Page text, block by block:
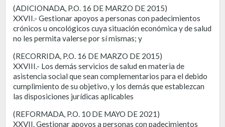
(ADICIONADA, P.O. 16 DE MARZO DE 2015)
XXVII.- Gestionar apoyos a personas con padecimientos
crónicos u oncológicos cuya situación económica y de salud
no les permita valerse por sí mismas; y
(RECORRIDA, P.O. 16 DE MARZO DE 2015)
XXVIII.- Los demás servicios de salud en materia de
asistencia social que sean complementarios para el debido
cumplimiento de su objetivo, y los demás que establezcan
las disposiciones jurídicas aplicables
(REFORMADA, P.O. 10 DE MAYO DE 2021)
XXVII. Gestionar apoyos a personas con padecimientos